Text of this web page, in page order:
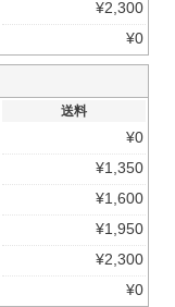
¥2,300
¥0
送料
¥0
¥1,350
¥1,600
¥1,950
¥2,300
¥0